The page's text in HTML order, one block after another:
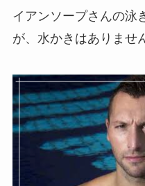
イアンソープさんの泳
が、水かきはありませ